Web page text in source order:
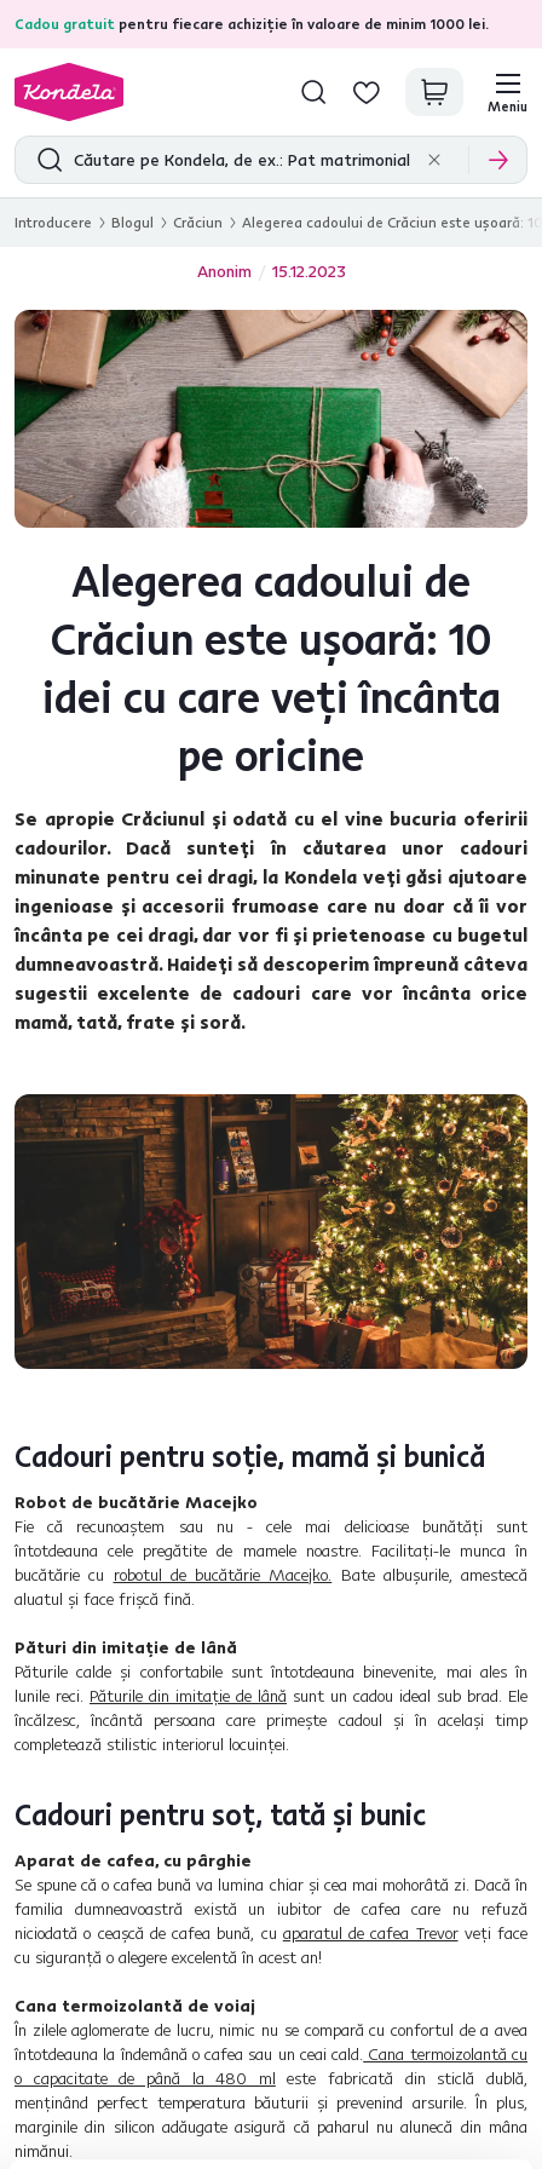
Cadou gratuit pentru fiecare achiziție în valoare de minim 1000 lei.
4,7 31.333recenzii de produs verificate
Meniu
Introducere Blogul Crăciun Alegerea cadoului de Crăciun este ușoară:
Anonim 15.12.2023
Alegerea cadoului de
Crăciun este ușoară: 10
idei cu care veți încânta
pe oricine
Se apropie Crăciunul și odată cu el vine bucuria oferirii
cadourilor. Dacă sunteți în căutarea unor cadouri
minunate pentru cei dragi, la Kondela veți găsi ajutoare
ingenioase și accesorii frumoase care nu doar că îi vor
încânta pe cei dragi, dar vor fi și prietenoase cu bugetul
dumneavoastră. Haideți să descoperim împreună câteva
sugestii excelente de cadouri care vor încânta orice
mamă, tată, frate și soră.
Cadouri pentru soție, mamă și bunică
Robot de bucătărie Macejko
Fie că recunoaștem sau nu - cele mai delicioase bunătăți sunt
întotdeauna cele pregătite de mamele noastre. Facilitați-le munca în
bucătărie cu robotul de bucătărie Macejko.
Bate albușurile, amestecă
aluatul și face frișcă fină.
Pături din imitație de lână
Păturile calde și confortabile sunt întotdeauna binevenite, mai ales în
lunile reci. Păturile din imitație de lână sunt un cadou ideal sub brad. Ele
încălzesc, încântă persoana care primește cadoul și în același timp
completează stilistic interiorul locuinței.
Cadouri pentru soț, tată și bunic
Aparat de cafea, cu pârghie
Se spune că o cafea bună va lumina chiar și cea mai mohorâtă zi. Dacă în
familia dumneavoastră există un iubitor de cafea care nu refuză
niciodată o ceașcă de cafea bună, cu aparatul de cafea Trevorveți face
cu siguranță o alegere excelentă în acest an!
Cana termoizolantă de voiaj
În zilele aglomerate de lucru, nimic nu se compară cu confortul de a avea
întotdeauna la îndemână o cafea sau un ceai cald. Cana termoizolantă cu
o capacitate de până la 480 ml este fabricată din sticlă dublă,
menținând perfect temperatura băuturii și prevenind arsurile. În plus,
marginile din silicon adăugate asigură că paharul nu alunecă din mâna
nimănui.